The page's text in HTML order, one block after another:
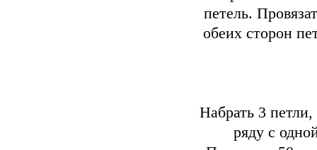
петель.
обеих сторон
Набрать 3 петли,
ряду с